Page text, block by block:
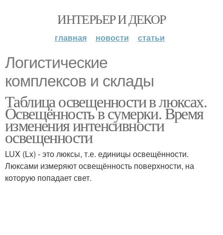
ИНТЕРЬЕР И ДЕКОР
главная новости статьи
Логистические
комплексов и склады
Таблица освещенности в люксах.
Освещённость в сумерки. Время
изменения интенсивности
освещенности
LUX (Lx) - это люксы, т.е. единицы освещённости.
Люксами измеряют освещённость поверхности, на
которую попадает свет.